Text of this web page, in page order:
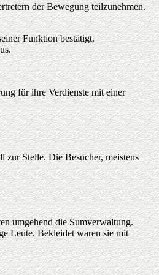
der Bewegung teilzunehmen.
Funktion bestätigt.
für ihre Verdienste mit einer
zur Stelle. Die Besucher, meistens
umgehend die Sumverwaltung.
Leute. Bekleidet waren sie mit